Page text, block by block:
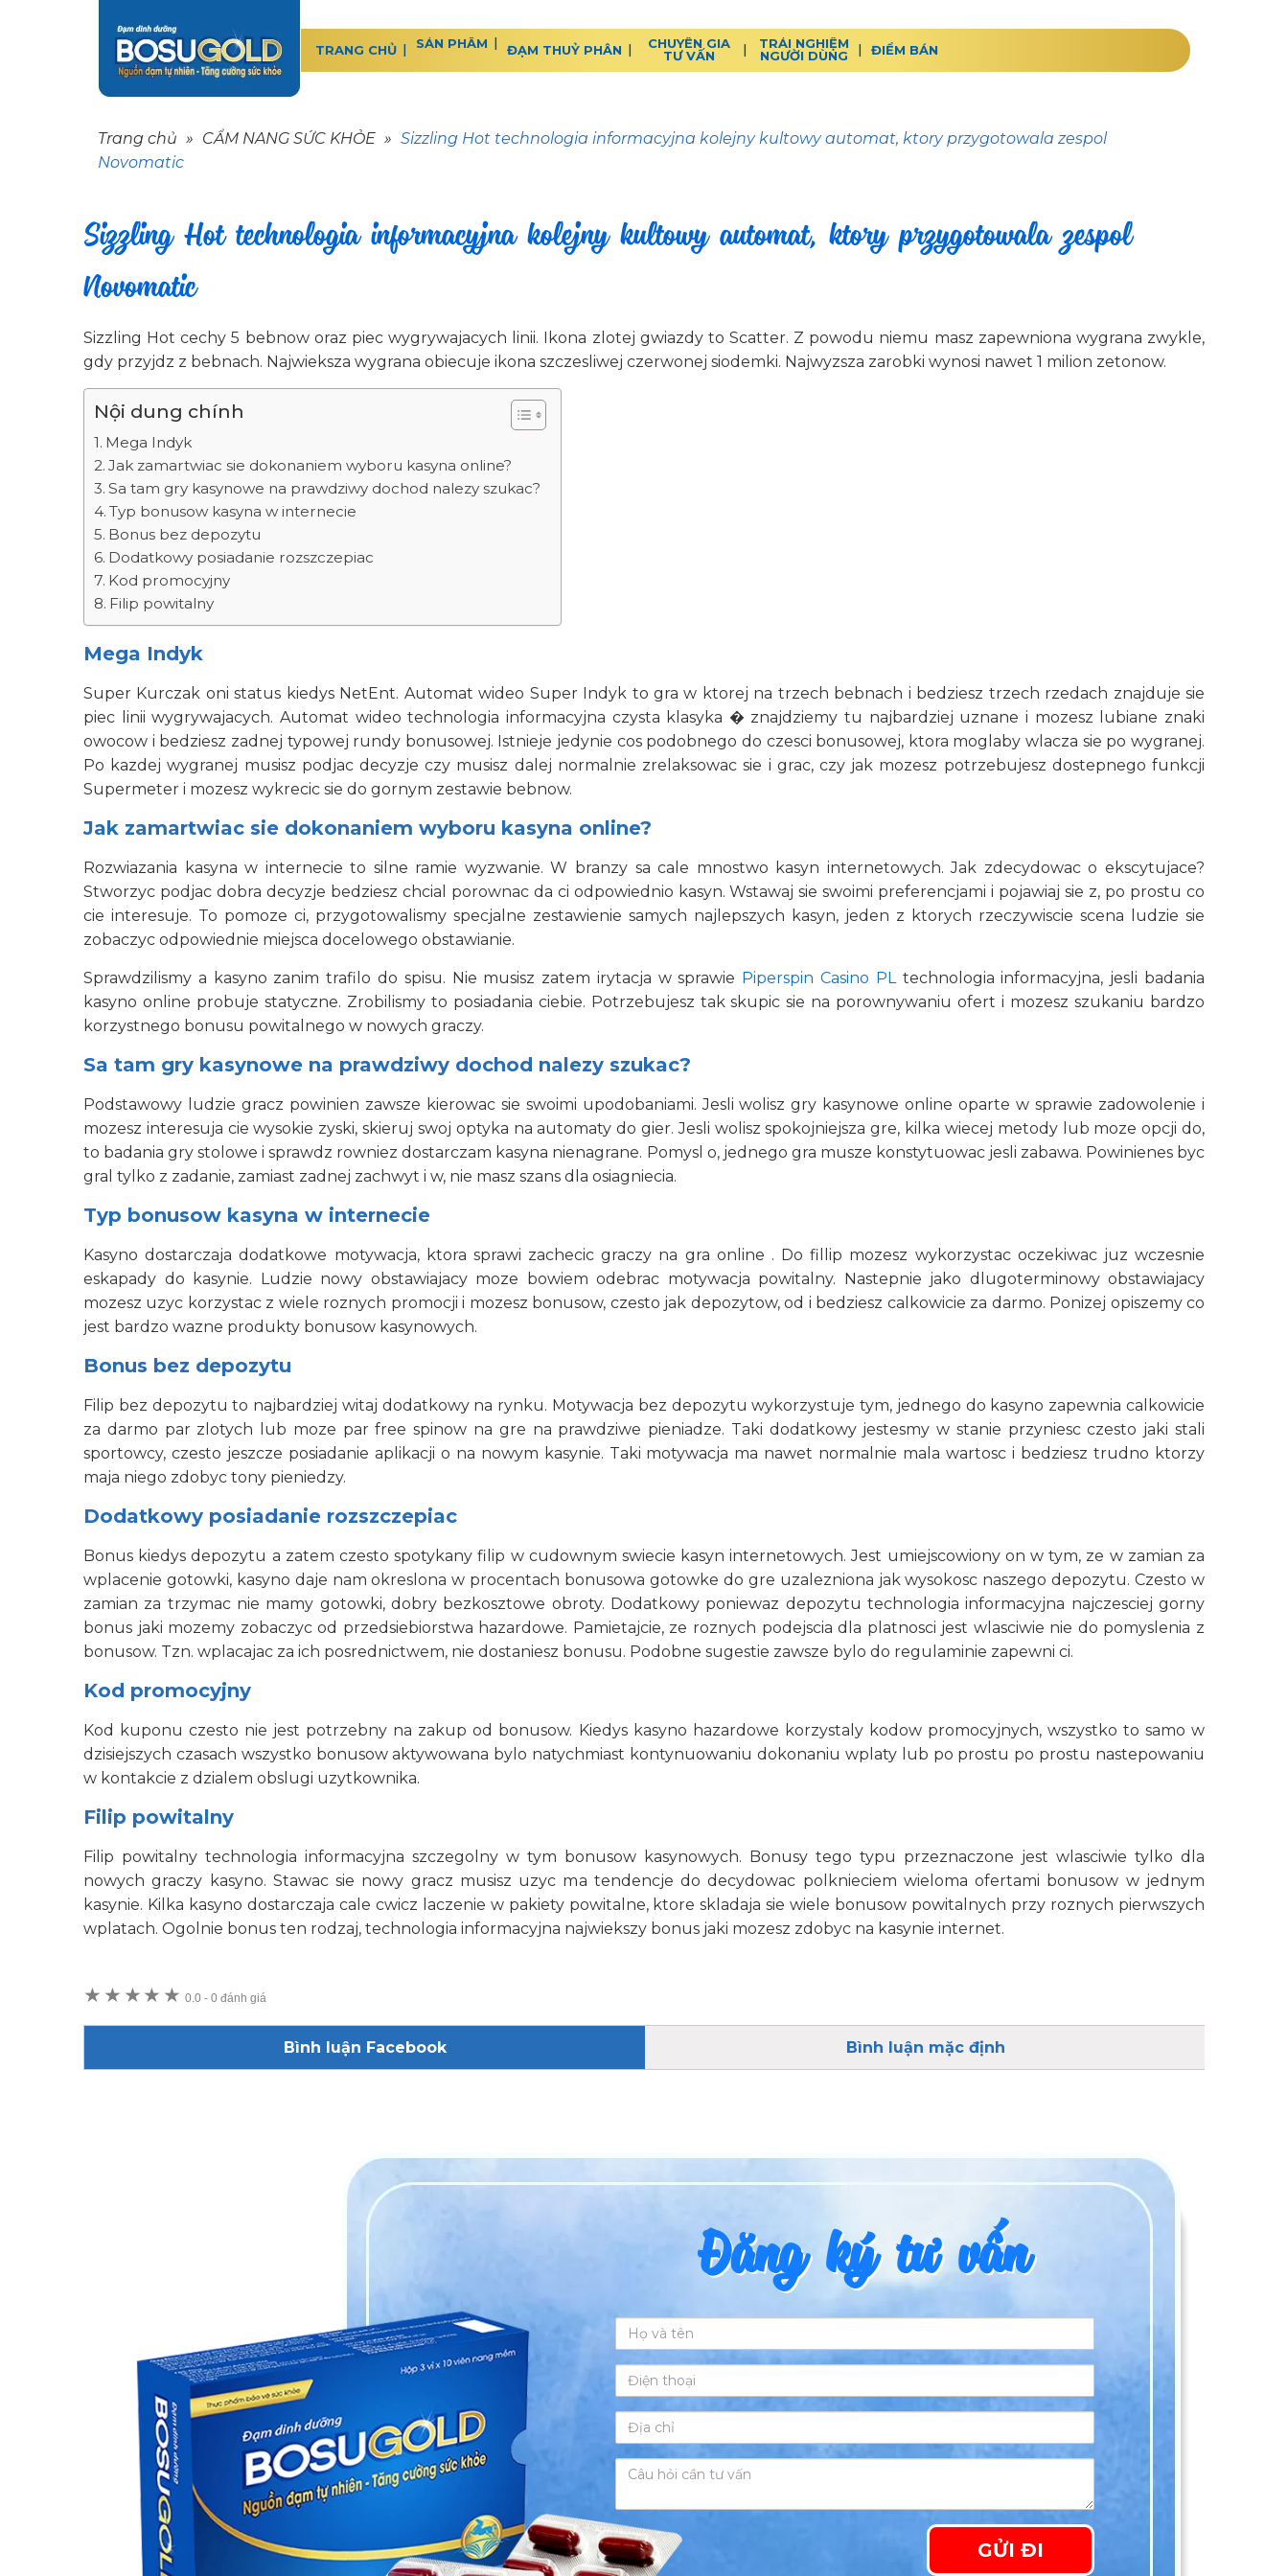
TRANG CHỦ SẢN PHẨM ĐẠM THUỶ PHÂN
CHUYÊN GIA
TƯ VẤN
TRẢI NGHIỆM
NGƯỜI DÙNG
ĐIỂM BÁN
Trang chủ » CẨM NANG SỨC KHỎE » Sizzling Hot technologia informacyjna kolejny kultowy automat, ktory przygotowala zespol
Novomatic
Sizzling Hot technologia informacyjna kolejny kultowy automat, ktory przygotowala zespol
Novomatic
Sizzling Hot cechy 5 bebnow oraz piec wygrywajacych linii. Ikona zlotej gwiazdy to Scatter. Z powodu niemu masz zapewniona wygrana zwykle,
gdy przyjdz z bebnach. Najwieksza wygrana obiecuje ikona szczesliwej czerwonej siodemki. Najwyzsza zarobki wynosi nawet 1 milion zetonow.
Nội dung chính
Mega Indyk
Jak zamartwiac sie dokonaniem wyboru kasyna online?
Sa tam gry kasynowe na prawdziwy dochod nalezy szukac?
Typ bonusow kasyna w internecie
Bonus bez depozytu
Dodatkowy posiadanie rozszczepiac
Kod promocyjny
Filip powitalny
Mega Indyk
Super Kurczak oni status kiedys NetEnt. Automat wideo Super Indyk to gra w ktorej na trzech bebnach i bedziesz trzech rzedach znajduje sie
piec linii wygrywajacych. Automat wideo technologia informacyjna czysta klasyka � znajdziemy tu najbardziej uznane i mozesz lubiane znaki
owocow i bedziesz zadnej typowej rundy bonusowej. Istnieje jedynie cos podobnego do czesci bonusowej, ktora moglaby wlacza sie po wygranej.
Po kazdej wygranej musisz podjac decyzje czy musisz dalej normalnie zrelaksowac sie i grac, czy jak mozesz potrzebujesz dostepnego funkcji
Supermeter i mozesz wykrecic sie do gornym zestawie bebnow.
Jak zamartwiac sie dokonaniem wyboru kasyna online?
Rozwiazania kasyna w internecie to silne ramie wyzwanie. W branzy sa cale mnostwo kasyn internetowych. Jak zdecydowac o ekscytujace?
Stworzyc podjac dobra decyzje bedziesz chcial porownac da ci odpowiednio kasyn. Wstawaj sie swoimi preferencjami i pojawiaj sie z, po prostu co
cie interesuje. To pomoze ci, przygotowalismy specjalne zestawienie samych najlepszych kasyn, jeden z ktorych rzeczywiscie scena ludzie sie
zobaczyc odpowiednie miejsca docelowego obstawianie.
Sprawdzilismy a kasyno zanim trafilo do spisu. Nie musisz zatem irytacja w sprawie Piperspin Casino PLtechnologia informacyjna, jesli badania
kasyno online probuje statyczne. Zrobilismy to posiadania ciebie. Potrzebujesz tak skupic sie na porownywaniu ofert i mozesz szukaniu bardzo
korzystnego bonusu powitalnego w nowych graczy.
Sa tam gry kasynowe na prawdziwy dochod nalezy szukac?
Podstawowy ludzie gracz powinien zawsze kierowac sie swoimi upodobaniami. Jesli wolisz gry kasynowe online oparte w sprawie zadowolenie i
mozesz interesuja cie wysokie zyski, skieruj swoj optyka na automaty do gier. Jesli wolisz spokojniejsza gre, kilka wiecej metody lub moze opcji do,
to badania gry stolowe i sprawdz rowniez dostarczam kasyna nienagrane. Pomysl o, jednego gra musze konstytuowac jesli zabawa. Powinienes byc
gral tylko z zadanie, zamiast zadnej zachwyt i w, nie masz szans dla osiagniecia.
Typ bonusow kasyna w internecie
Kasyno dostarczaja dodatkowe motywacja, ktora sprawi zachecic graczy na gra online . Do fillip mozesz wykorzystac oczekiwac juz wczesnie
eskapady do kasynie. Ludzie nowy obstawiajacy moze bowiem odebrac motywacja powitalny. Nastepnie jako dlugoterminowy obstawiajacy
mozesz uzyc korzystac z wiele roznych promocji i mozesz bonusow, czesto jak depozytow, od i bedziesz calkowicie za darmo. Ponizej opiszemy co
jest bardzo wazne produkty bonusow kasynowych.
Bonus bez depozytu
Filip bez depozytu to najbardziej witaj dodatkowy na rynku. Motywacja bez depozytu wykorzystuje tym, jednego do kasyno zapewnia calkowicie
za darmo par zlotych lub moze par free spinow na gre na prawdziwe pieniadze. Taki dodatkowy jestesmy w stanie przyniesc czesto jaki stali
sportowcy, czesto jeszcze posiadanie aplikacji o na nowym kasynie. Taki motywacja ma nawet normalnie mala wartosc i bedziesz trudno ktorzy
maja niego zdobyc tony pieniedzy.
Dodatkowy posiadanie rozszczepiac
Bonus kiedys depozytu a zatem czesto spotykany filip w cudownym swiecie kasyn internetowych. Jest umiejscowiony on w tym, ze w zamian za
wplacenie gotowki, kasyno daje nam okreslona w procentach bonusowa gotowke do gre uzalezniona jak wysokosc naszego depozytu. Czesto w
zamian za trzymac nie mamy gotowki, dobry bezkosztowe obroty. Dodatkowy poniewaz depozytu technologia informacyjna najczesciej gorny
bonus jaki mozemy zobaczyc od przedsiebiorstwa hazardowe. Pamietajcie, ze roznych podejscia dla platnosci jest wlasciwie nie do pomyslenia z
bonusow. Tzn. wplacajac za ich posrednictwem, nie dostaniesz bonusu. Podobne sugestie zawsze bylo do regulaminie zapewni ci.
Kod promocyjny
Kod kuponu czesto nie jest potrzebny na zakup od bonusow. Kiedys kasyno hazardowe korzystaly kodow promocyjnych, wszystko to samo w
dzisiejszych czasach wszystko bonusow aktywowana bylo natychmiast kontynuowaniu dokonaniu wplaty lub po prostu po prostu nastepowaniu
w kontakcie z dzialem obslugi uzytkownika.
Filip powitalny
Filip powitalny technologia informacyjna szczegolny w tym bonusow kasynowych. Bonusy tego typu przeznaczone jest wlasciwie tylko dla
nowych graczy kasyno. Stawac sie nowy gracz musisz uzyc ma tendencje do decydowac polknieciem wieloma ofertami bonusow w jednym
kasynie. Kilka kasyno dostarczaja cale cwicz laczenie w pakiety powitalne, ktore skladaja sie wiele bonusow powitalnych przy roznych pierwszych
wplatach. Ogolnie bonus ten rodzaj, technologia informacyjna najwiekszy bonus jaki mozesz zdobyc na kasynie internet.
★ ★ ★ ★ ★ 0.0 -0 đánh giá
Bình luận Facebook Bình luận mặc định
Đăng ký tư vấn